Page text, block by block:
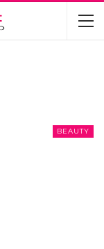
BEAUTY